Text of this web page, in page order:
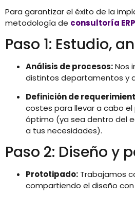
Para garantizar el éxito de la
metodología de consultoría ERP
Paso 1: Estudio,
Análisis de procesos:Nos
distintos departamentos y
Definición de
costes para llevar a cabo
óptimo (ya sea dentro del
a tus necesidades).
Paso 2: Diseño y
Prototipado: Trabajamos
compartiendo el diseño